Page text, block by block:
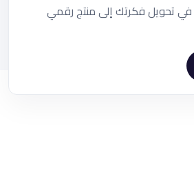
تحويل فكرتك إلى منتج رقمي